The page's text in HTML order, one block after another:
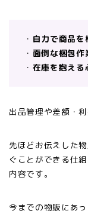
・ 自力で商品を
・ 面倒な梱包作
・ 在庫を抱える
出品管理や差額・
先ほどお伝えした
ぐことができる仕
内容です。
今までの物販にあ